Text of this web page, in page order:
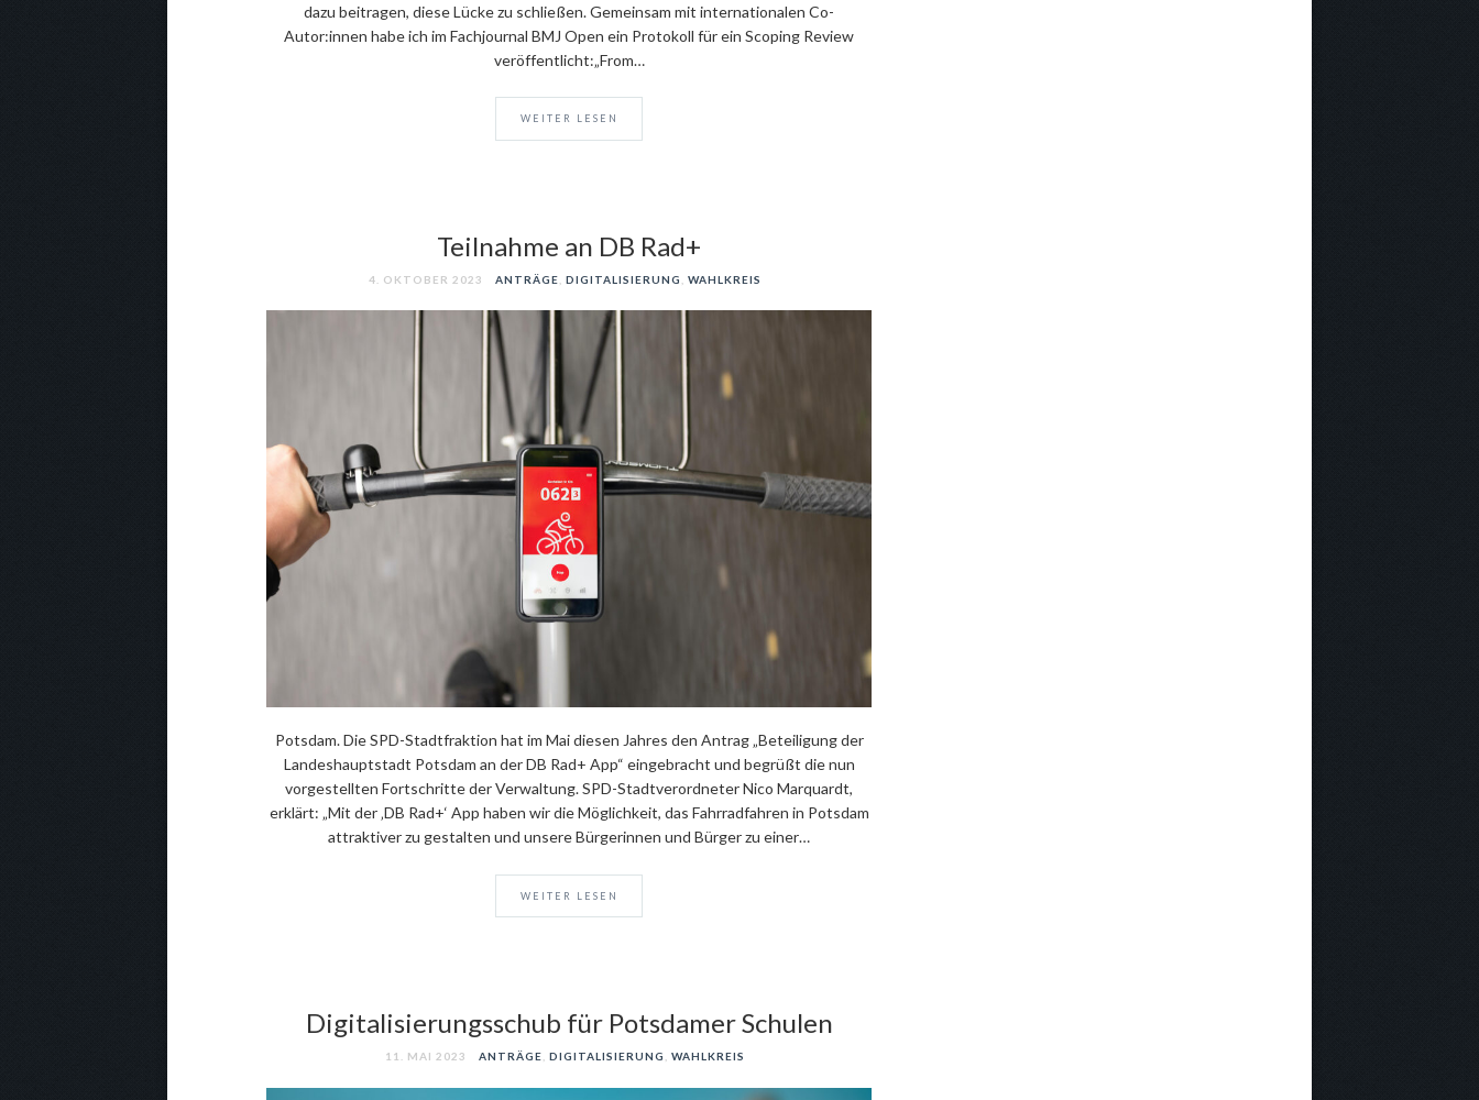
dazu beitragen, diese Lücke zu schließen. Gemeinsam mit internationalen Co-
Autor:innen habe ich im Fachjournal BMJ Open ein Protokoll für ein Scoping Review
veröffentlicht:„From…
WEITER LESEN
Teilnahme an DB Rad+
4. OKTOBER 2023 ANTRÄGE DIGITALISIERUNG WAHLKREIS
Potsdam. Die SPD-Stadtfraktion hat im Mai diesen Jahres den Antrag „Beteiligung der
Landeshauptstadt Potsdam an der DB Rad+ App“ eingebracht und begrüßt die nun
vorgestellten Fortschritte der Verwaltung. SPD-Stadtverordneter Nico Marquardt,
erklärt: „Mit der ‚DB Rad+‘ App haben wir die Möglichkeit, das Fahrradfahren in Potsdam
attraktiver zu gestalten und unsere Bürgerinnen und Bürger zu einer…
WEITER LESEN
Digitalisierungsschub für Potsdamer Schulen
11. MAI 2023 ANTRÄGE DIGITALISIERUNG WAHLKREIS